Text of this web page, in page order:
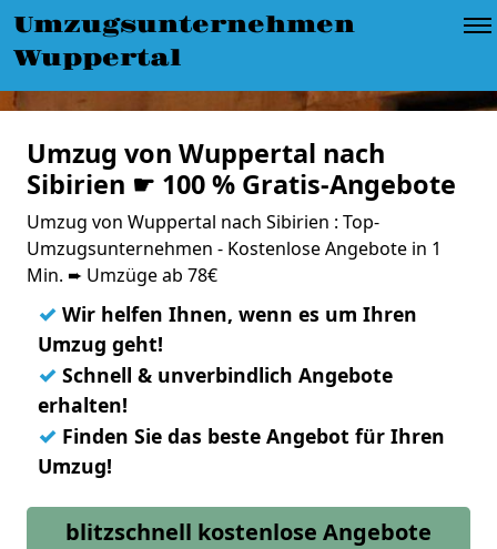
Umzugsunternehmen
Wuppertal
Umzug von Wuppertal nach
Sibirien ☛ 100 % Gratis-Angebote
Umzug von Wuppertal nach Sibirien : Top-
Umzugsunternehmen - Kostenlose Angebote in 1
Min. ➨ Umzüge ab 78€
✓ Wir helfen Ihnen, wenn es um Ihren
Umzug geht!
✓ Schnell & unverbindlich Angebote
erhalten!
✓ Finden Sie das beste Angebot für Ihren
Umzug!
blitzschnell kostenlose Angebote